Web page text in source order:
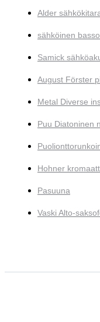
Alder
sähköinen
Samick
August Förster
Metal Diverse
Puu Diatoninen
Hohner
Pasuuna
Vaski Alto-